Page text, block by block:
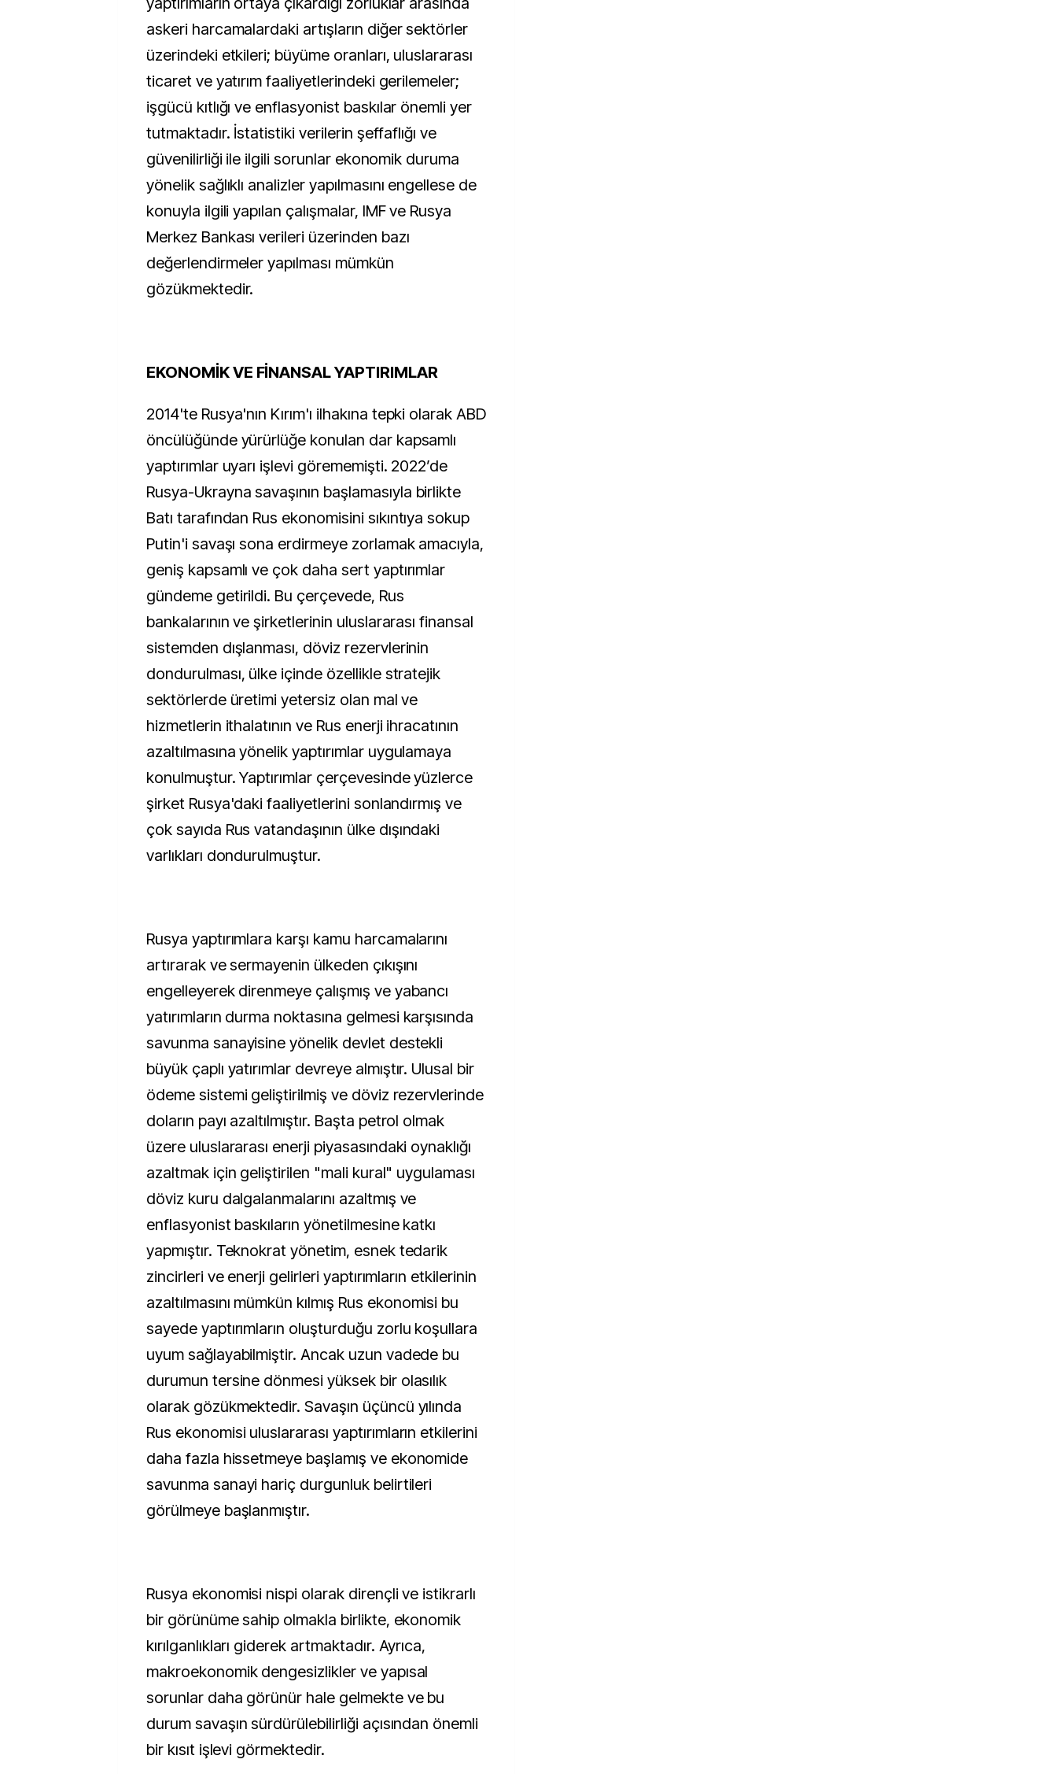
askeri harcamalardaki artışların diğer sektörler
üzerindeki etkileri; büyüme oranları, uluslararası
ticaret ve yatırım faaliyetlerindeki gerilemeler;
işgücü kıtlığı ve enflasyonist baskılar önemli yer
tutmaktadır. İstatistiki verilerin şeffaflığı ve
güvenilirliği ile ilgili sorunlar ekonomik duruma
yönelik sağlıklı analizler yapılmasını engellese de
konuyla ilgili yapılan çalışmalar, IMF ve Rusya
Merkez Bankası verileri üzerinden bazı
değerlendirmeler yapılması mümkün
gözükmektedir.
EKONOMİK VE FİNANSAL YAPTIRIMLAR
2014'te Rusya'nın Kırım'ı ilhakına tepki olarak ABD
öncülüğünde yürürlüğe konulan dar kapsamlı
yaptırımlar uyarı işlevi görememişti. 2022’de
Rusya-Ukrayna savaşının başlamasıyla birlikte
Batı tarafından Rus ekonomisini sıkıntıya sokup
Putin'i savaşı sona erdirmeye zorlamak amacıyla,
geniş kapsamlı ve çok daha sert yaptırımlar
gündeme getirildi. Bu çerçevede, Rus
bankalarının ve şirketlerinin uluslararası finansal
sistemden dışlanması, döviz rezervlerinin
dondurulması, ülke içinde özellikle stratejik
sektörlerde üretimi yetersiz olan mal ve
hizmetlerin ithalatının ve Rus enerji ihracatının
azaltılmasına yönelik yaptırımlar uygulamaya
konulmuştur. Yaptırımlar çerçevesinde yüzlerce
şirket Rusya'daki faaliyetlerini sonlandırmış ve
çok sayıda Rus vatandaşının ülke dışındaki
varlıkları dondurulmuştur.
Rusya yaptırımlara karşı kamu harcamalarını
artırarak ve sermayenin ülkeden çıkışını
engelleyerek direnmeye çalışmış ve yabancı
yatırımların durma noktasına gelmesi karşısında
savunma sanayisine yönelik devlet destekli
büyük çaplı yatırımlar devreye almıştır. Ulusal bir
ödeme sistemi geliştirilmiş ve döviz rezervlerinde
doların payı azaltılmıştır. Başta petrol olmak
üzere uluslararası enerji piyasasındaki oynaklığı
azaltmak için geliştirilen "mali kural" uygulaması
döviz kuru dalgalanmalarını azaltmış ve
enflasyonist baskıların yönetilmesine katkı
yapmıştır. Teknokrat yönetim, esnek tedarik
zincirleri ve enerji gelirleri yaptırımların etkilerinin
azaltılmasını mümkün kılmış Rus ekonomisi bu
sayede yaptırımların oluşturduğu zorlu koşullara
uyum sağlayabilmiştir. Ancak uzun vadede bu
durumun tersine dönmesi yüksek bir olasılık
olarak gözükmektedir. Savaşın üçüncü yılında
Rus ekonomisi uluslararası yaptırımların etkilerini
daha fazla hissetmeye başlamış ve ekonomide
savunma sanayi hariç durgunluk belirtileri
görülmeye başlanmıştır.
Rusya ekonomisi nispi olarak dirençli ve istikrarlı
bir görünüme sahip olmakla birlikte, ekonomik
kırılganlıkları giderek artmaktadır. Ayrıca,
makroekonomik dengesizlikler ve yapısal
sorunlar daha görünür hale gelmekte ve bu
durum savaşın sürdürülebilirliği açısından önemli
bir kısıt işlevi görmektedir.